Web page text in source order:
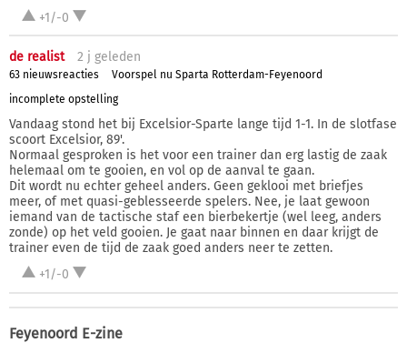
+1/-0
de realist 2 j geleden
63 nieuwsreacties
Voorspel nu Sparta Rotterdam-Feyenoord
incomplete opstelling
Vandaag stond het bij Excelsior-Sparte lange tijd 1-1. In de slotfase
scoort Excelsior, 89'.
Normaal gesproken is het voor een trainer dan erg lastig de zaak
helemaal om te gooien, en vol op de aanval te gaan.
Dit wordt nu echter geheel anders. Geen geklooi met briefjes
meer, of met quasi-geblesseerde spelers. Nee, je laat gewoon
iemand van de tactische staf een bierbekertje (wel leeg, anders
zonde) op het veld gooien. Je gaat naar binnen en daar krijgt de
trainer even de tijd de zaak goed anders neer te zetten.
+1/-0
Feyenoord E-zine